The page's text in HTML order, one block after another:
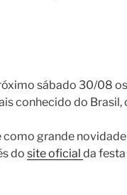
sábado 30/08
conhecido do Brasil,
grande
do site oficial da